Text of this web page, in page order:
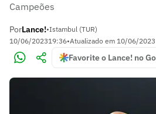
Campeões
PorLance!•Istambul (TUR)
10/06/202319:36•Atualizado em 10/06/2023
Favorite o Lance! no